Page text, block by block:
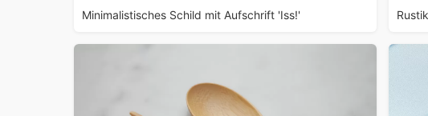
Minimalistisches Schild mit Aufschrift 'Iss!'